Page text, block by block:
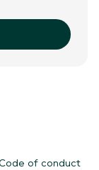
of conduct